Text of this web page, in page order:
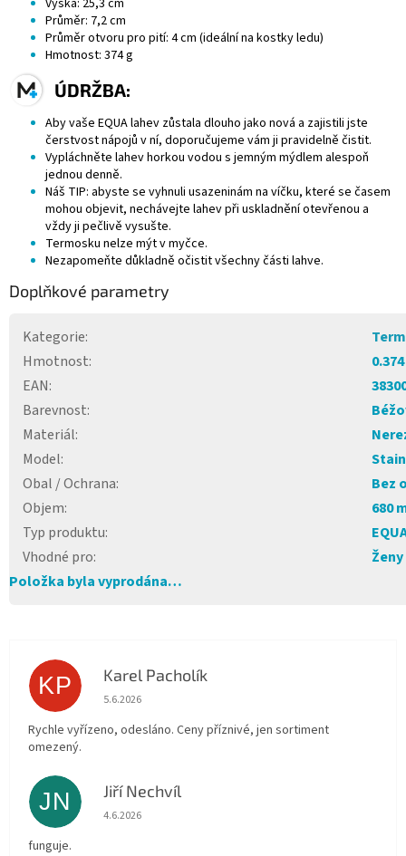
Výška: 25,3 cm
Průměr: 7,2 cm
Průměr otvoru pro pití: 4 cm (ideální na kostky ledu)
Hmotnost: 374 g
ÚDRŽBA:
Aby vaše EQUA lahev zůstala dlouho jako nová a zajistili jste
čerstvost nápojů v ní, doporučujeme vám ji pravidelně čistit.
Vypláchněte lahev horkou vodou s jemným mýdlem alespoň
jednou denně.
Náš TIP: abyste se vyhnuli usazeninám na víčku, které se časem
mohou objevit, nechávejte lahev při uskladnění otevřenou a
vždy ji pečlivě vysušte.
Termosku nelze mýt v myčce.
Nezapomeňte důkladně očistit všechny části lahve.
Doplňkové parametry
Kategorie:
Hmotnost:
EAN:
Barevnost:
Materiál:
Model:
Obal / Ochrana:
Bez
Objem:
680
Typ produktu:
Vhodné pro:
Ženy
Položka byla vyprodána…
KP Karel Pacholík
Hodnocení obchodu je 4 z 5 hvězdiček.
5.6.2026
Rychle vyřízeno, odesláno. Ceny příznivé, jen sortiment
omezený.
JN Jiří Nechvíl
Hodnocení obchodu je 5 z 5 hvězdiček.
4.6.2026
funguje.